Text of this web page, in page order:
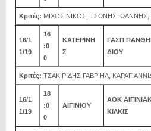
Κριτές: ΜΙΧΟΣ ΝΙΚΟΣ, ΤΣΩΝΗΣ ΙΩΑΝΝΗΣ,
16/1
1/19
16
:0
0
ΚΑΤΕΡΙΝΗ
Σ
ΓΑΣΠ
ΔΙΟΥ
Κριτές: ΤΣΑΚΙΡΙΔΗΣ ΓΑΒΡΙΗΛ,
16/1
1/19
18
:0
0
ΑΙΓΙΝΙΟΥ
ΑΟΚ
ΚΙΛΚΙΣ